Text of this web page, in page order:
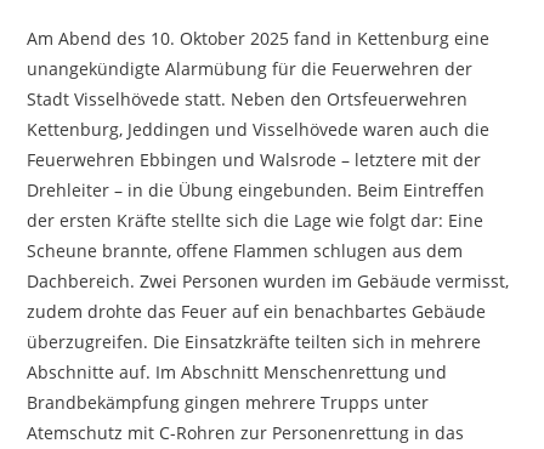
Am Abend des 10. Oktober 2025 fand in Kettenburg eine
unangekündigte Alarmübung für die Feuerwehren der
Stadt Visselhövede statt. Neben den Ortsfeuerwehren
Kettenburg, Jeddingen und Visselhövede waren auch die
Feuerwehren Ebbingen und Walsrode – letztere mit der
Drehleiter – in die Übung eingebunden. Beim Eintreffen
der ersten Kräfte stellte sich die Lage wie folgt dar: Eine
Scheune brannte, offene Flammen schlugen aus dem
Dachbereich. Zwei Personen wurden im Gebäude vermisst,
zudem drohte das Feuer auf ein benachbartes Gebäude
überzugreifen. Die Einsatzkräfte teilten sich in mehrere
Abschnitte auf. Im Abschnitt Menschenrettung und
Brandbekämpfung gingen mehrere Trupps unter
Atemschutz mit C-Rohren zur Personenrettung in das